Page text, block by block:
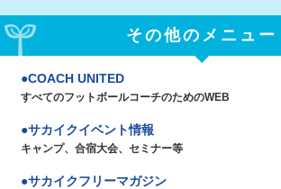
その他のメニュー
COACH UNITED
すべてのフットボールコーチのためのWEB
サカイクイベント情報
キャンプ、合宿大会、セミナー等
サカイクフリーマガジン